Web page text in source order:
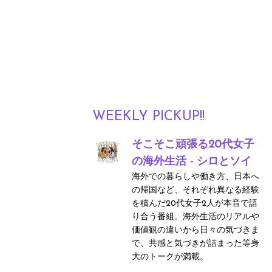
WEEKLY PICKUP!!
そこそこ頑張る20代女子
の海外生活 - シロとソイ
海外での暮らしや働き方、日本へ
の帰国など、それぞれ異なる経験
を積んだ20代女子2人が本音で語
り合う番組。海外生活のリアルや
価値観の違いから日々の気づきま
で、共感と気づきが詰まった等身
大のトークが満載。